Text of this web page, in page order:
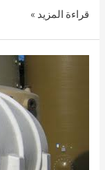
قراءة المزيد »